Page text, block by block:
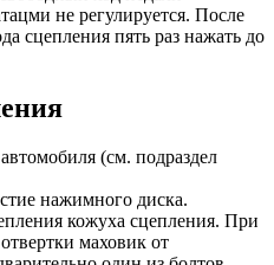
не регулируется. После
сцепления пять раз нажать до
(см. подраздел
нажимного диска.
кожуха сцепления. При
маховик от